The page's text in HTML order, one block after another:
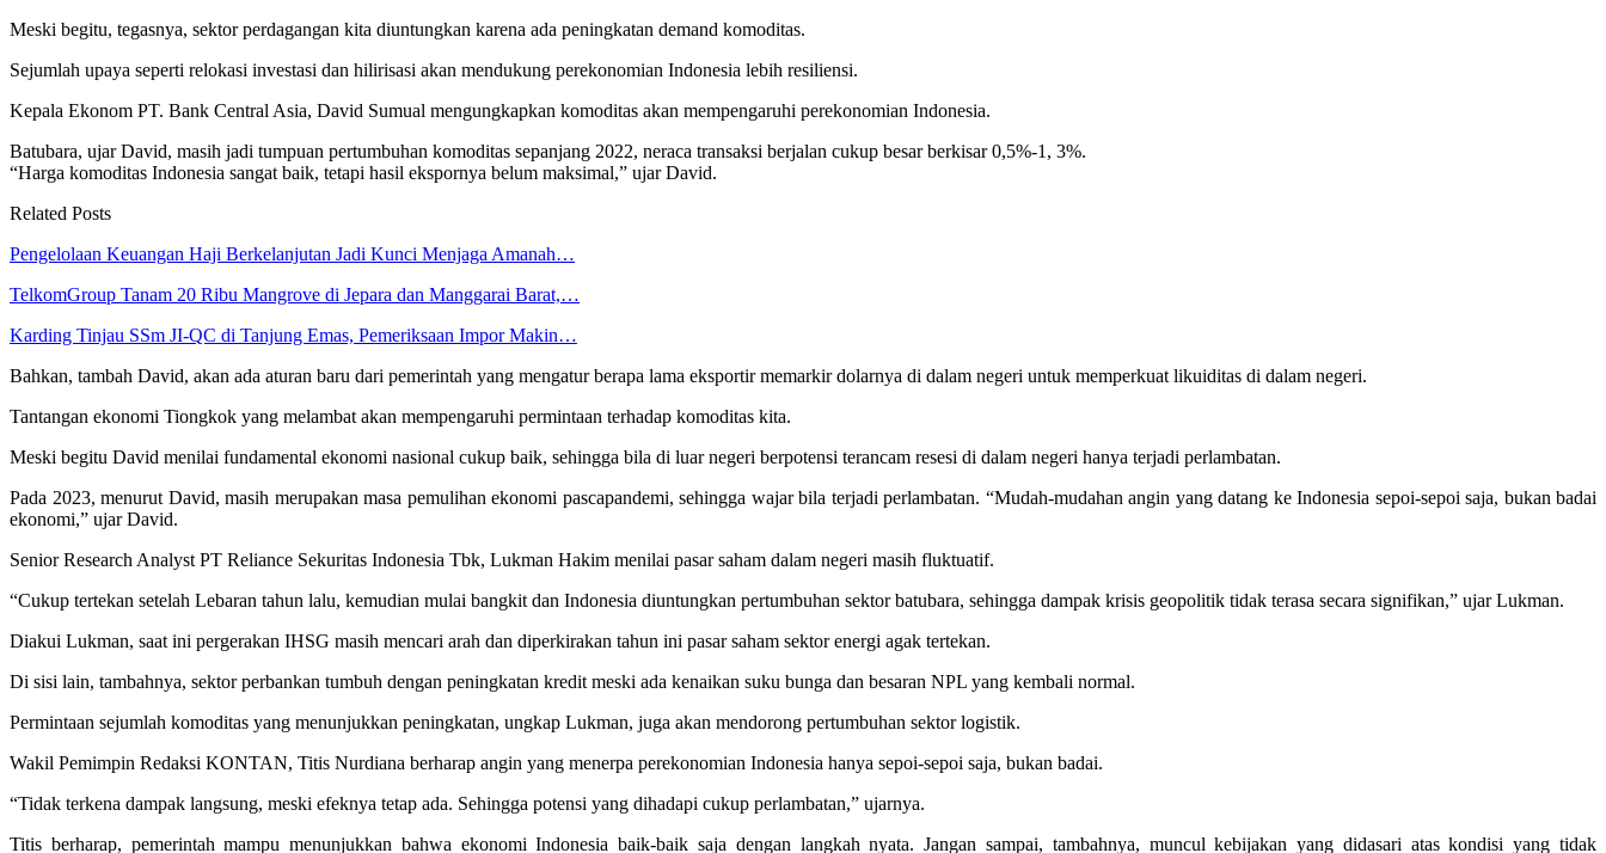
Meski begitu, tegasnya, sektor perdagangan kita diuntungkan karena ada peningkatan demand komoditas.
Sejumlah upaya seperti relokasi investasi dan hilirisasi akan mendukung perekonomian Indonesia lebih resiliensi.
Kepala Ekonom PT. Bank Central Asia, David Sumual mengungkapkan komoditas akan mempengaruhi perekonomian Indonesia.
Batubara, ujar David, masih jadi tumpuan pertumbuhan komoditas sepanjang 2022, neraca transaksi berjalan cukup besar berkisar 0,5%-1, 3%.
“Harga komoditas Indonesia sangat baik, tetapi hasil ekspornya belum maksimal,” ujar David.
Related Posts
Pengelolaan Keuangan Haji Berkelanjutan Jadi Kunci Menjaga Amanah…
TelkomGroup Tanam 20 Ribu Mangrove di Jepara dan Manggarai Barat,…
Karding Tinjau SSm JI-QC di Tanjung Emas, Pemeriksaan Impor Makin…
Bahkan, tambah David, akan ada aturan baru dari pemerintah yang mengatur berapa lama eksportir memarkir dolarnya di dalam negeri untuk memperkuat likuiditas di dalam negeri.
Tantangan ekonomi Tiongkok yang melambat akan mempengaruhi permintaan terhadap komoditas kita.
Meski begitu David menilai fundamental ekonomi nasional cukup baik, sehingga bila di luar negeri berpotensi terancam resesi di dalam negeri hanya terjadi perlambatan.
Pada 2023, menurut David, masih merupakan masa pemulihan ekonomi pascapandemi, sehingga wajar bila terjadi perlambatan. “Mudah-mudahan angin yang datang ke Indonesia sepoi-sepoi saja, bukan badai
ekonomi,” ujar David.
Senior Research Analyst PT Reliance Sekuritas Indonesia Tbk, Lukman Hakim menilai pasar saham dalam negeri masih fluktuatif.
“Cukup tertekan setelah Lebaran tahun lalu, kemudian mulai bangkit dan Indonesia diuntungkan pertumbuhan sektor batubara, sehingga dampak krisis geopolitik tidak terasa secara signifikan,” ujar Lukman.
Diakui Lukman, saat ini pergerakan IHSG masih mencari arah dan diperkirakan tahun ini pasar saham sektor energi agak tertekan.
Di sisi lain, tambahnya, sektor perbankan tumbuh dengan peningkatan kredit meski ada kenaikan suku bunga dan besaran NPL yang kembali normal.
Permintaan sejumlah komoditas yang menunjukkan peningkatan, ungkap Lukman, juga akan mendorong pertumbuhan sektor logistik.
Wakil Pemimpin Redaksi KONTAN, Titis Nurdiana berharap angin yang menerpa perekonomian Indonesia hanya sepoi-sepoi saja, bukan badai.
“Tidak terkena dampak langsung, meski efeknya tetap ada. Sehingga potensi yang dihadapi cukup perlambatan,” ujarnya.
Titis berharap, pemerintah mampu menunjukkan bahwa ekonomi Indonesia baik-baik saja dengan langkah nyata. Jangan sampai, tambahnya, muncul kebijakan yang didasari atas kondisi yang tidak